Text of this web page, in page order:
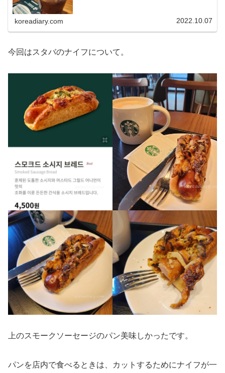
koreadiary.com 2022.10.07
今回はスタバのナイフについて。
上のスモークソーセージのパン美味しかったです。
パンを店内で食べるときは、カットするためにナイフが一